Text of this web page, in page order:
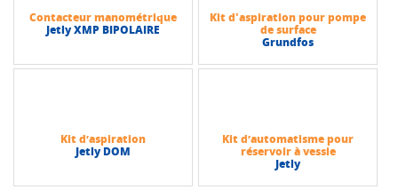
• Hauteur max (HMT) : 50 m
• Débit max : 5,3 m3/h
Contacteur manométrique
Jetly XMP BIPOLAIRE
Kit d'aspiration pour pompe
de surface
Grundfos
Kit d’aspiration
Jetly DOM
Kit d’automatisme pour
réservoir à vessie
Jetly